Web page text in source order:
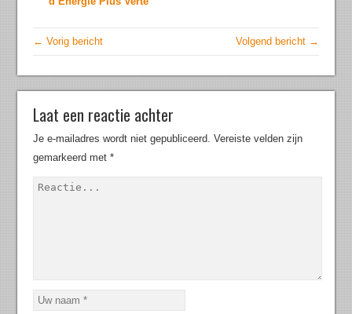
← Vorig bericht Volgend bericht →
Laat een reactie achter
Je e-mailadres wordt niet gepubliceerd. Vereiste velden zijn
gemarkeerd met*